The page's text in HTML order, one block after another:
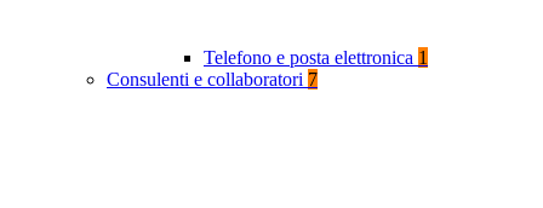
Telefono e posta elettronica 1
Consulenti e collaboratori 7